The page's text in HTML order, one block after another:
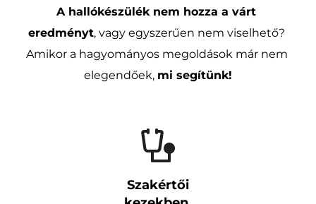
A hallókészülék nem hozza a várt
eredményt, vagy egyszerűen nem viselhető?
Amikor a hagyományos megoldások már nem
elegendőek, mi segítünk!
Szakértői